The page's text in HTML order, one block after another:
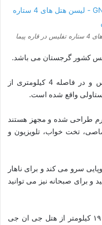
پیما
این هتل در جنوب غربی شهر تفلیس و در فاصله 4 کیلومتری از
واقع شده است.
طراحی شده و مجهز هستند
تخت خواب، تلویزیون و
سرو می کند و برای ناهار
و برای صبحانه نیز می توانید
فرودگاه بین المللی تفلیس همچنین ۱۹ کیلومتر از هتل جی ان جی